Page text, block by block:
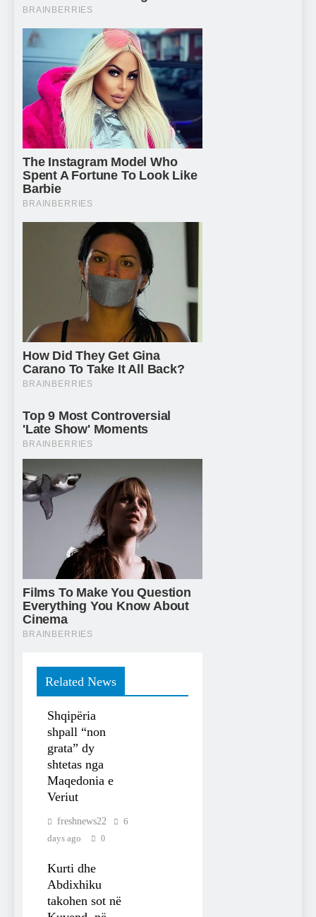
Related News
Shqipëria
shpall “non
grata” dy
shtetas nga
Maqedonia e
Veriut
freshnews22
6
days ago
0
Kurti dhe
Abdixhiku
takohen sot në